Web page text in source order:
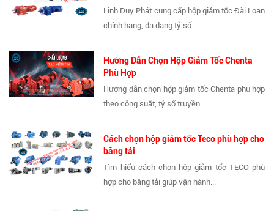
Linh Duy Phát cung cấp hộp giảm tốc Đài Loan
chính hãng, đa dạng tỷ số...
Hướng Dẫn Chọn Hộp Giảm Tốc Chenta
Phù Hợp
Hướng dẫn chọn hộp giảm tốc Chenta phù hợp
theo công suất, tỷ số truyền...
Cách chọn hộp giảm tốc Teco phù hợp cho
băng tải
Tìm hiểu cách chọn hộp giảm tốc TECO phù
hợp cho băng tải giúp vận hành...